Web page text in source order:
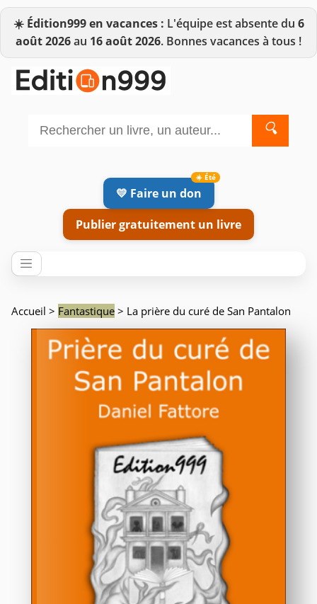
☀️ Édition999 en vacances : L'équipe est absente du 6
août 2026au 16 août 2026. Bonnes vacances à tous !
🔍
💛 Faire un don
Publier gratuitement un livre
Accueil > Fantastique > La prière du curé de San Pantalon